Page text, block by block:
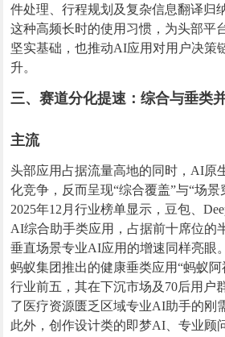
件处理、行程规划及复杂信息翻译归
这种高频长时的使用习惯，为头部平
坚实基础，也推动AI应用对用户决策
升。
三、赛道分化提速：综合与垂类
主流
头部应用占据流量高地的同时，AI原
化竞争，反而呈现“综合覆盖”与“场景
2025年12月行业榜单显示，豆包、
AI综合助手类应用，占据前十席位的
垂直场景专业AI应用的增速同样亮眼。
蚂蚁集团推出的健康垂类应用“蚂蚁
行业前五，其在下沉市场及70后用户
了医疗资源匮乏区域专业AI助手的刚
此外，创作设计类的即梦AI、专业顾